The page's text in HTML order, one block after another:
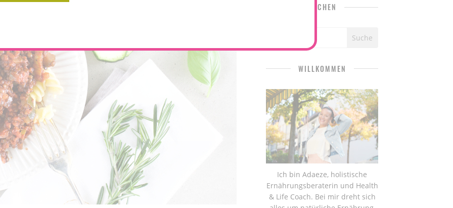
SUCHEN
WILLKOMMEN
Ich bin Adaeze, holistische
Ernährungsberaterin und Health
& Life Coach. Bei mir dreht sich